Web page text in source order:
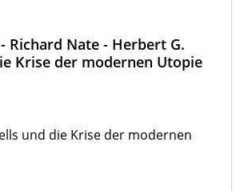
Richard Nate - Herbert G.
Krise der modernen Utopie
und die Krise der modernen